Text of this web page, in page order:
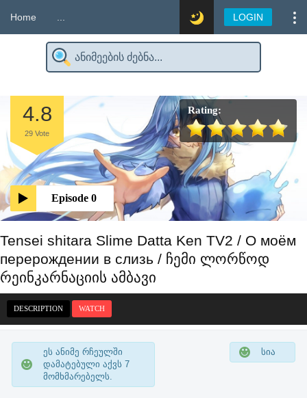
Home LOGIN
Episode 0
4.8
29 Vote
Rating:
Tensei shitara Slime Datta Ken TV2 / О моём
перерождении в слизь / ჩემი ლორწოდ
რეინკარნაციის ამბავი
DESCRIPTION WATCH
ეს ანიმე რჩეულში
დამატებული აქვს 7
მომხმარებელს.
სია